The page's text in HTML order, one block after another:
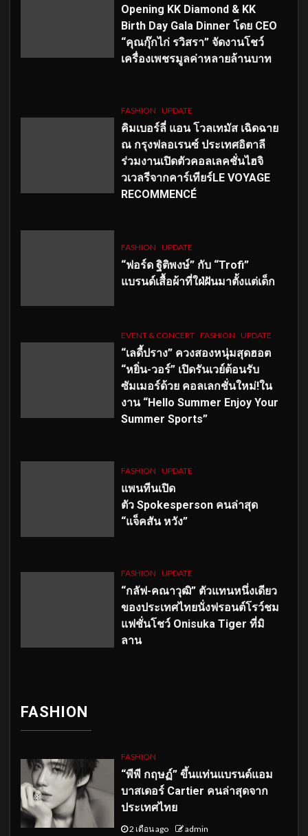
Opening KK Diamond & KK
Birth Day Gala Dinner โดย CEO
“คุณกุ๊กไก่ รวิสรา” จัดงานโชว์
เครื่องเพชรมูลค่าหลายล้านบาท
FASHION UPDATE
คิมเบอร์ลี่ แอน โวลเทมัส เฉิดฉาย
ณ กรุงฟลอเรนซ์ ประเทศอิตาลี
ร่วมงานเปิดตัวคอลเลคชั่นไฮจิ
วเวลรีจากคาร์เทียร์LE VOYAGE
RECOMMENCÉ
FASHION UPDATE
“ฟอร์ด ฐิติพงษ์” กับ “Trofi”
แบรนด์เสื้อผ้าที่ใฝ่ฝันมาตั้งแต่เด็ก
EVENT & CONCERT FASHION UPDATE
“เลดี้ปราง” ควงสองหนุ่มสุดฮอต
“หยิ่น-วอร์” เปิดรันเวย์ต้อนรับ
ซัมเมอร์ด้วย คอลเลกชั่นใหม่!ใน
งาน “Hello Summer Enjoy Your
Summer Sports”
FASHION UPDATE
แพนทีนเปิด
ตัว Spokesperson คนล่าสุด
“แจ็คสัน หวัง”
FASHION UPDATE
“กลัฟ-คณาวุฒิ” ตัวแทนหนึ่งเดียว
ของประเทศไทยนั่งฟรอนต์โรว์ชม
แฟชั่นโชว์ Onisuka Tiger ที่มิ
ลาน
FASHION
FASHION
“พีพี กฤษฏ์” ขึ้นแท่นแบรนด์แอม
บาสเดอร์ Cartier คนล่าสุดจาก
ประเทศไทย
2 เดือน ago admin